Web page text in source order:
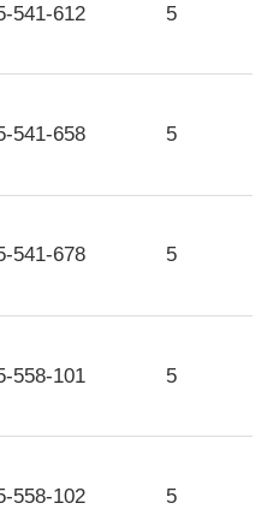
541-612 5
541-658 5
541-678 5
558-101 5
558-102 5